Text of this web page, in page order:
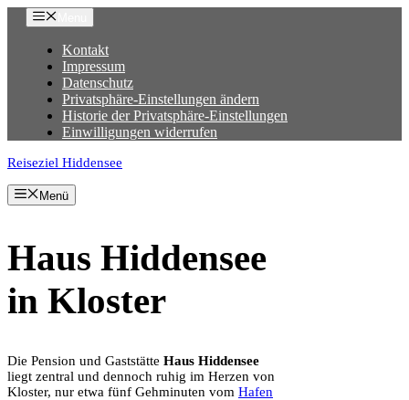
Zum
Inhalt
springen
Kontakt
Impressum
Datenschutz
Privatsphäre-Einstellungen ändern
Historie der Privatsphäre-Einstellungen
Einwilligungen widerrufen
Reiseziel Hiddensee
Menü
Haus Hiddensee
in Kloster
Die Pension und Gaststätte Haus Hiddensee
liegt zentral und dennoch ruhig im Herzen von
Kloster, nur etwa fünf Gehminuten vom Hafen